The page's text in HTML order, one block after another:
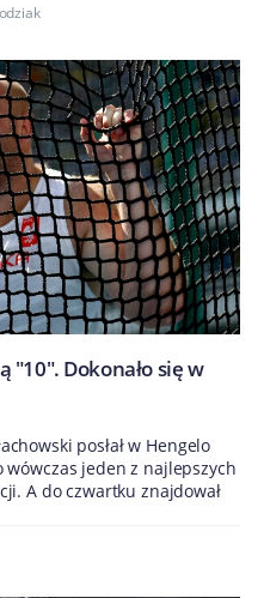
"10". Dokonało się w
posłał w Hengelo
jeden z najlepszych
A do czwartku znajdował